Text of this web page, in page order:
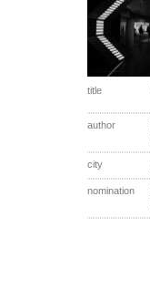
title
author
city
nomination